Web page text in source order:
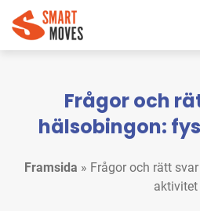
Frågor och
hälsobingon:
Framsida » Frågor och rätt
aktivitet